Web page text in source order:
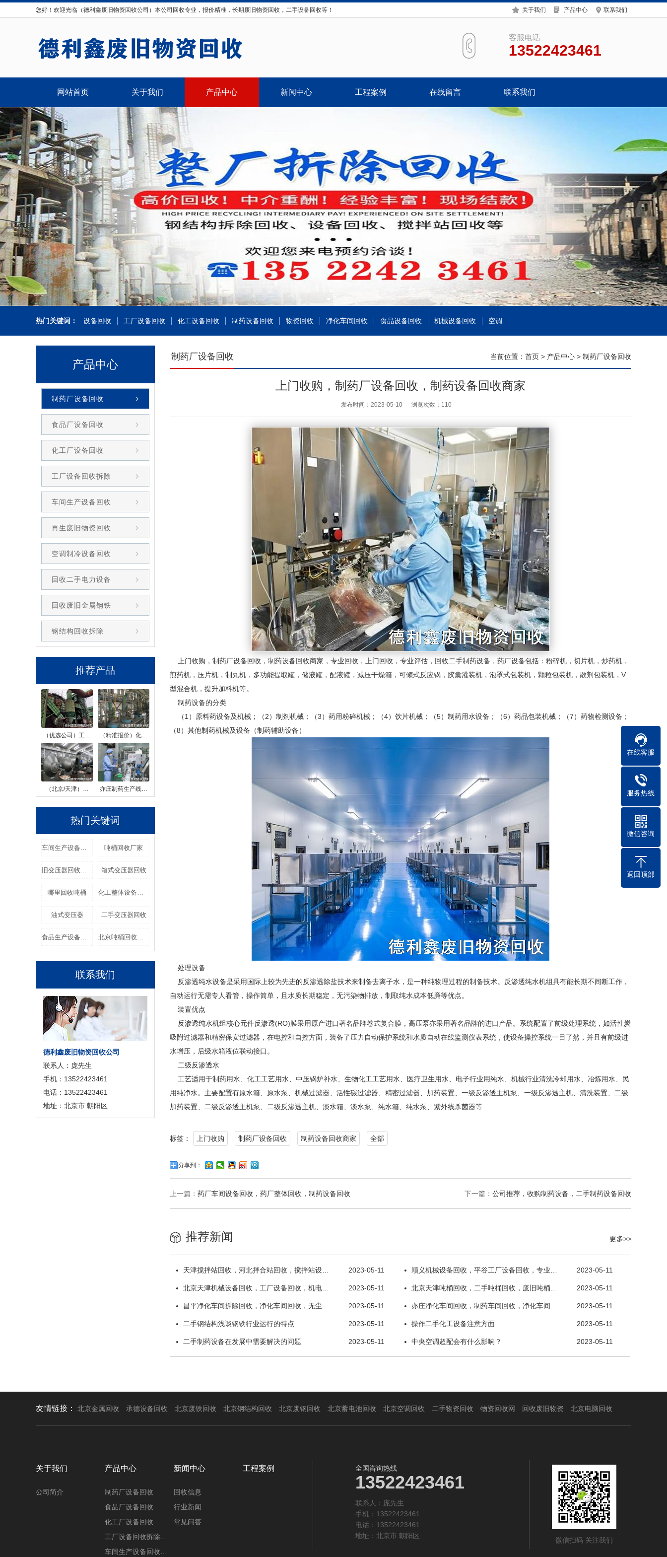
您好！欢迎光临（德利鑫废旧物资回收公司）本公司回收专业，报价精准，长期废旧物资回收，二手设备回收等！ 关于我们 产品中心 联系我们
客服电话
13522423461
网站首页 关于我们 产品中心 新闻中心 工程案例 在线留言 联系我们
热门关键词： 设备回收 工厂设备回收 化工设备回收 制药设备回收 物资回收 净化车间回收 食品设备回收 机械设备回收 空调
产品中心
制药厂设备回收
食品厂设备回收
化工厂设备回收
工厂设备回收拆除
车间生产设备回收
再生废旧物资回收
空调制冷设备回收
回收二手电力设备
回收废旧金属钢铁
钢结构回收拆除
推荐产品
（优选公司）工… （精准报价）化…
（北京/天津）… 亦庄制药生产线…
热门关键词
车间生产设备回收 吨桶回收厂家
旧变压器回收价格 箱式变压器回收
哪里回收吨桶 化工整体设备回收
油式变压器 二手变压器回收
食品生产设备回收 北京吨桶回收价格
联系我们
德利鑫废旧物资回收公司
联系人：庞先生
手机：13522423461
电话：13522423461
地址：北京市 朝阳区
当前位置： 首页 > 产品中心 > 制药厂设备回收
制药厂设备回收
上门收购，制药厂设备回收，制药设备回收商家
发布时间：2023-05-10 浏览次数： 110
上门收购，制药厂设备回收 ，制药设备回收商家，专业回收，上门回收，专业评估，回收二手制药设备，药厂设备包括：粉碎机，切片机，炒药机，
煎药机，压片机，制丸机，多功能提取罐，储液罐，配液罐，减压干燥箱，可倾式反应锅，胶囊灌装机，泡罩式包装机，颗粒包装机，散剂包装机，V
型混合机，提升加料机等。
制药设备的分类
（1）原料药设备及机械；（2）制剂机械；（3）药用粉碎机械；（4）饮片机械；（5）制药用水设备；（6）药品包装机械；（7）药物检测设备；
（8）其他制药机械及设备（制药辅助设备）
处理设备
反渗透纯水设备是采用国际上较为先进的反渗透除盐技术来制备去离子水，是一种纯物理过程的制备技术。反渗透纯水机组具有能长期不间断工作，
自动运行无需专人看管，操作简单，且水质长期稳定，无污染物排放，制取纯水成本低廉等优点。
装置优点
反渗透纯水机组核心元件反渗透(RO)膜采用原产进口著名品牌卷式复合膜，高压泵亦采用著名品牌的进口产品。系统配置了前级处理系统，如活性炭
吸附过滤器和精密保安过滤器，在电控和自控方面，装备了压力自动保护系统和水质自动在线监测仪表系统，使设备操控系统一目了然，并且有前级进
水增压，后级水箱液位联动接口。
二级反渗透水
工艺适用于制药用水、化工工艺用水、中压锅炉补水、生物化工工艺用水、医疗卫生用水、电子行业用纯水、机械行业清洗冷却用水、冶炼用水、民
用纯净水。主要配置有原水箱、原水泵、机械过滤器、活性碳过滤器、精密过滤器、加药装置、一级反渗透主机泵、一级反渗透主机、清洗装置、二级
加药装置、二级反渗透主机泵、二级反渗透主机、淡水箱、淡水泵、纯水箱、纯水泵、紫外线杀菌器等
标签： 上门收购 制药厂设备回收 制药设备回收商家 全部
分享到：
上一篇： 药厂车间设备回收，药厂整体回收，制药设备回收 下一篇： 公司推荐，收购制药设备，二手制药设备回收
更多>>
推荐新闻
2023-05-11
天津搅拌站回收，河北拌合站回收，搅拌站设… 2023-05-11
顺义机械设备回收，平谷工厂设备回收，专业…
2023-05-11
北京天津机械设备回收，工厂设备回收，机电… 2023-05-11
北京天津吨桶回收，二手吨桶回收，废旧吨桶…
2023-05-11
昌平净化车间拆除回收，净化车间回收，无尘… 2023-05-11
亦庄净化车间回收，制药车间回收，净化车间…
2023-05-11
二手钢结构浅谈钢铁行业运行的特点 2023-05-11
操作二手化工设备注意方面
2023-05-11
二手制药设备在发展中需要解决的问题 2023-05-11
中央空调超配会有什么影响？
友情链接： 北京金属回收 承德设备回收 北京废铁回收 北京钢结构回收 北京废钢回收 北京蓄电池回收 北京空调回收 二手物资回收 物资回收网 回收废旧物资 北京电脑回收
关于我们
公司简介
产品中心
制药厂设备回收
食品厂设备回收
化工厂设备回收
工厂设备回收拆除…
车间生产设备回收…
新闻中心
回收信息
行业新闻
常见问答
工程案例
微信扫码 关注我们
全国咨询热线
13522423461
联系人：庞先生‬
手机：13522423461
电话：13522423461
地址：北京市 朝阳区
在线客服
服务热线
微信咨询
返回顶部